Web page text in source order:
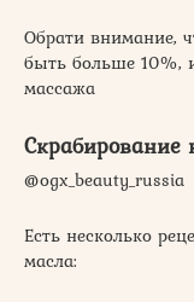
Обрати внимание,
быть больше 10%,
массажа
Скрабирование
@ogx_beauty_russia
Есть несколько
масла: